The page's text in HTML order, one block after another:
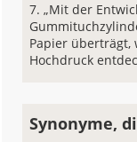
„Mit der
Papier überträgt,
Hochdruck
Synonyme,